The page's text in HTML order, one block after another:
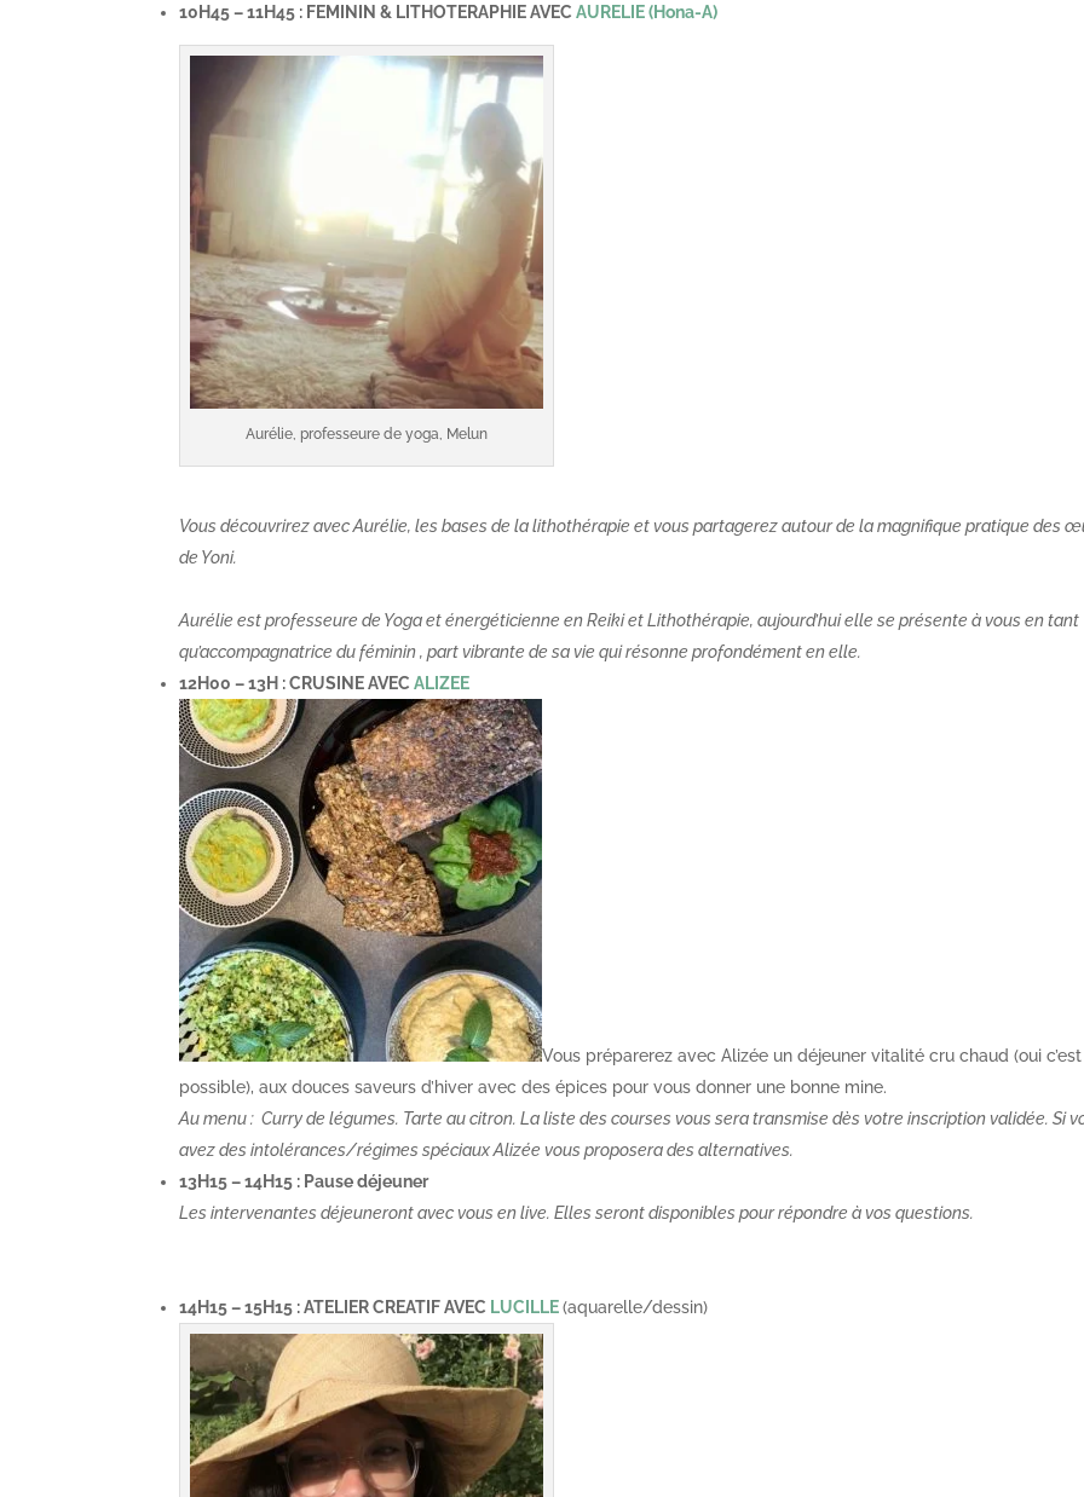
10H45 – 11H45 : FEMININ & LITHOTERAPHIE AVECAURELIE (Hona-A)
Aurélie, professeure de yoga, Melun
Vous découvrirez avec Aurélie, les bases de la lithothérapie et vous partagerez autour de la magnifique pratique des
de Yoni.
Aurélie est professeure de Yoga et énergéticienne en Reiki et Lithothérapie, aujourd’hui elle se présente à vous en tant
qu’accompagnatrice du féminin , part vibrante de sa vie qui résonne profondément en elle.
12H00 – 13H : CRUSINE AVECALIZEE
Vous préparerez avec Alizée un déjeuner vitalité cru chaud (oui c’est
possible), aux douces saveurs d’hiver avec des épices pour vous donner une bonne mine.
Au menu : Curry de légumes. Tarte au citron. La liste des courses vous sera transmise dès votre inscription validée. Si
avez des intolérances/régimes spéciaux Alizée vous proposera des alternatives.
13H15 – 14H15 : Pause déjeuner
Les intervenantes déjeuneront avec vous en live. Elles seront disponibles pour répondre à vos questions.
14H15 – 15H15 : ATELIER CREATIF AVEC LUCILLE(aquarelle/dessin)